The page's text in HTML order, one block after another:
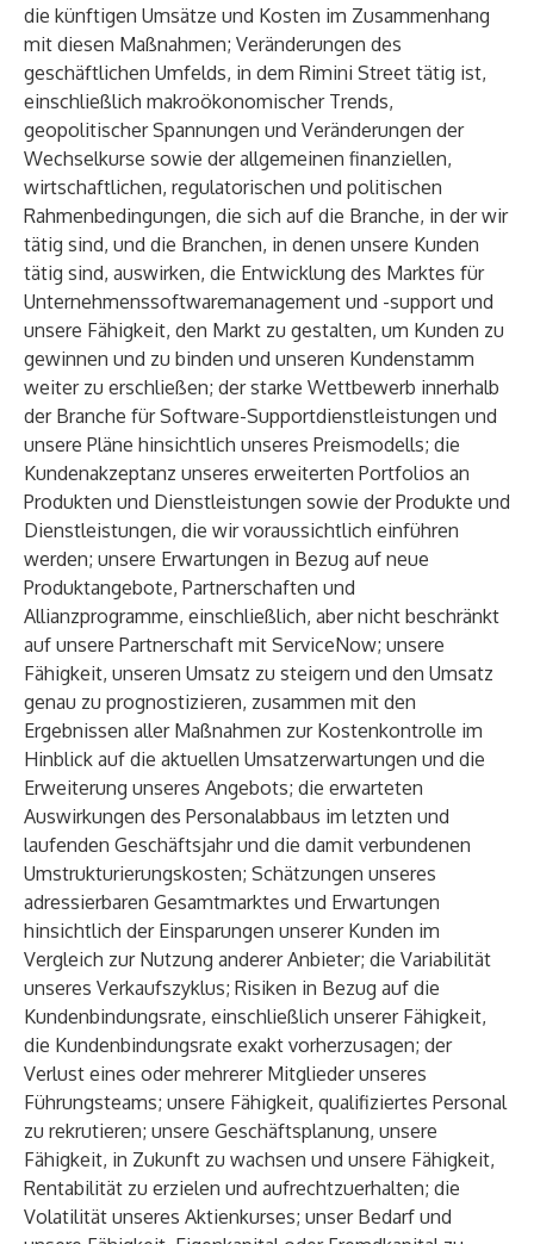
die künftigen Umsätze und Kosten im Zusammenhang
mit diesen Maßnahmen; Veränderungen des
geschäftlichen Umfelds, in dem Rimini Street tätig ist,
einschließlich makroökonomischer Trends,
geopolitischer Spannungen und Veränderungen der
Wechselkurse sowie der allgemeinen finanziellen,
wirtschaftlichen, regulatorischen und politischen
Rahmenbedingungen, die sich auf die Branche, in der wir
tätig sind, und die Branchen, in denen unsere Kunden
tätig sind, auswirken, die Entwicklung des Marktes für
Unternehmenssoftwaremanagement und -support und
unsere Fähigkeit, den Markt zu gestalten, um Kunden zu
gewinnen und zu binden und unseren Kundenstamm
weiter zu erschließen; der starke Wettbewerb innerhalb
der Branche für Software-Supportdienstleistungen und
unsere Pläne hinsichtlich unseres Preismodells; die
Kundenakzeptanz unseres erweiterten Portfolios an
Produkten und Dienstleistungen sowie der Produkte und
Dienstleistungen, die wir voraussichtlich einführen
werden; unsere Erwartungen in Bezug auf neue
Produktangebote, Partnerschaften und
Allianzprogramme, einschließlich, aber nicht beschränkt
auf unsere Partnerschaft mit ServiceNow; unsere
Fähigkeit, unseren Umsatz zu steigern und den Umsatz
genau zu prognostizieren, zusammen mit den
Ergebnissen aller Maßnahmen zur Kostenkontrolle im
Hinblick auf die aktuellen Umsatzerwartungen und die
Erweiterung unseres Angebots; die erwarteten
Auswirkungen des Personalabbaus im letzten und
laufenden Geschäftsjahr und die damit verbundenen
Umstrukturierungskosten; Schätzungen unseres
adressierbaren Gesamtmarktes und Erwartungen
hinsichtlich der Einsparungen unserer Kunden im
Vergleich zur Nutzung anderer Anbieter; die Variabilität
unseres Verkaufszyklus; Risiken in Bezug auf die
Kundenbindungsrate, einschließlich unserer Fähigkeit,
die Kundenbindungsrate exakt vorherzusagen; der
Verlust eines oder mehrerer Mitglieder unseres
Führungsteams; unsere Fähigkeit, qualifiziertes Personal
zu rekrutieren; unsere Geschäftsplanung, unsere
Fähigkeit, in Zukunft zu wachsen und unsere Fähigkeit,
Rentabilität zu erzielen und aufrechtzuerhalten; die
Volatilität unseres Aktienkurses; unser Bedarf und